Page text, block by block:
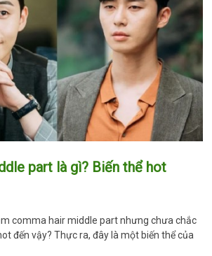
part là gì? Biến thể hot
comma hair middle part nhưng chưa chắc
đến vậy? Thực ra, đây là một biến thể của